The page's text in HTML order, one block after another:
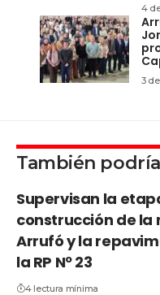
4
3
También
Supervisan la
construcción de la
Arrufó y la
la RP Nº 23
4 lectura mínima